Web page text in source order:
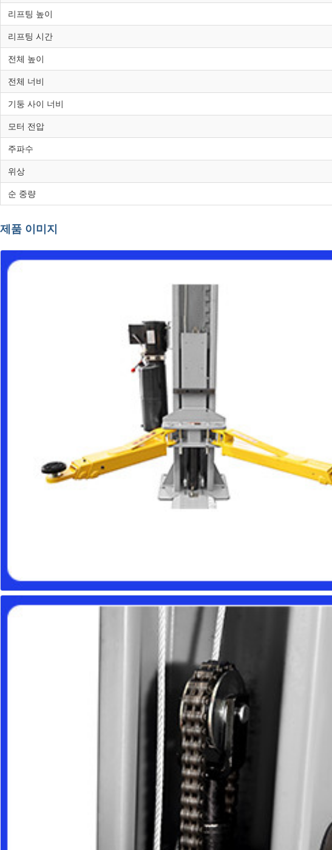
리프팅 높이
리프팅 시간
전체 높이
전체 너비
기둥 사이 너비
모터 전압
주파수
위상
순 중량
제품 이미지